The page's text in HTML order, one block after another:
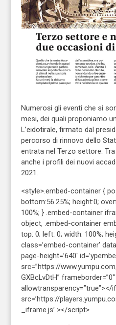
Numerosi gli eventi che si
mesi, dei quali proponiamo
L’eidotirale, firmato dal
percorso di rinnovo dello
entrata nel Terzo settore.
anche i profili dei nuovi
2021.
<style>.embed-container {
bottom:56.25%; height:0;
100%; } .embed-container
object, .embed-container
top: 0; left: 0; width: 100%;
class=’embed-container’
page-height=’640′
src=”https://
GXBcLvDtH”
src=’https://
_iframe.js’ ></script>